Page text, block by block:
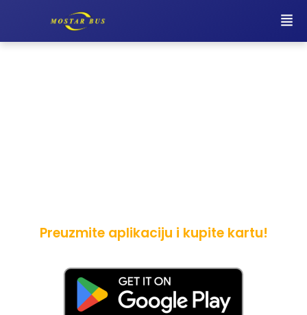
Preuzmite aplikaciju i kupite kartu!